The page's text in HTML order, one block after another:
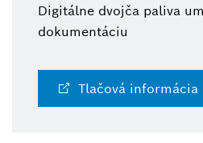
Digitálne dvojča paliva
dokumentáciu
Tlačová informácia